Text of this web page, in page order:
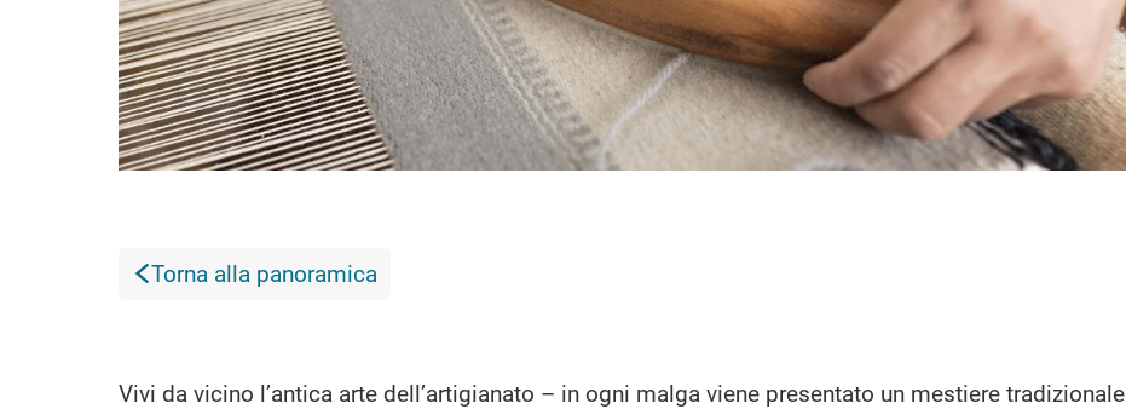
Torna alla panoramica
Vivi da vicino l’antica arte dell’artigianato – in ogni malga viene presentato un mestiere tradizionale